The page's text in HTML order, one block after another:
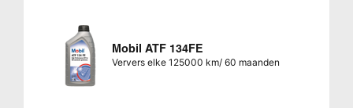
Mobil ATF 134FE
Ververs elke 125000 km/ 60 maanden